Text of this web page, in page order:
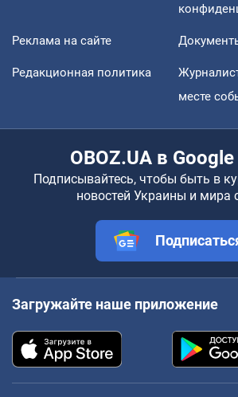
Реклама на сайте
Редакционная политика
месте
OBOZ.UA в
Подписывайтесь, чтобы быть в
новостей Украины и мира
Загружайте наше приложение